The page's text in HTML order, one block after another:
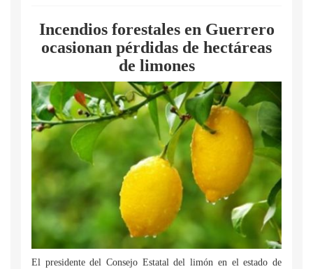
Incendios forestales en Guerrero
ocasionan pérdidas de hectáreas
de limones
El presidente del Consejo Estatal del limón en el estado de